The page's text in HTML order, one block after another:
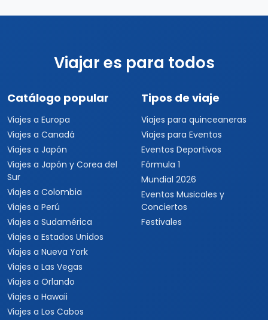
Viajar es para todos
Catálogo popular
Viajes a Europa
Viajes a Canadá
Viajes a Japón
Viajes a Japón y Corea del
Sur
Viajes a Colombia
Viajes a Perú
Viajes a Sudamérica
Viajes a Estados Unidos
Viajes a Nueva York
Viajes a Las Vegas
Viajes a Orlando
Viajes a Hawaii
Viajes a Los Cabos
Tipos de viaje
Viajes para quinceaneras
Viajes para Eventos
Eventos Deportivos
Fórmula 1
Mundial 2026
Eventos Musicales y
Conciertos
Festivales